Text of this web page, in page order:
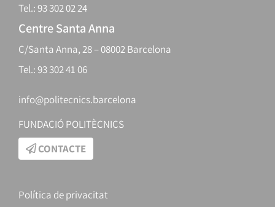
Tel.: 93 302 02 24
Centre Santa Anna
C/Santa Anna, 28 – 08002 Barcelona
Tel.: 93 302 41 06
info@politecnics.barcelona
FUNDACIÓ POLITÈCNICS
CONTACTE
Política de privacitat